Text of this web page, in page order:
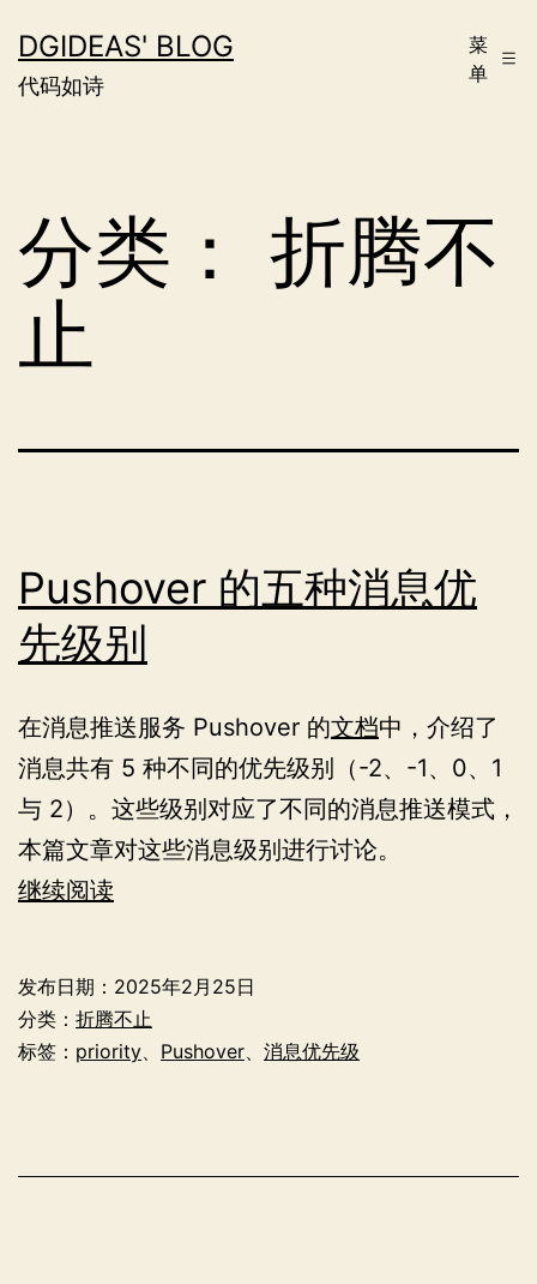
至
内
DGIDEAS' BLOG
代码如诗
菜
单
分类： 折腾不
止
Pushover 的五种消息优
先级别
在消息推送服务 Pushover 的文档中，介绍了
消息共有 5 种不同的优先级别（-2、-1、0、1
与 2）。这些级别对应了不同的消息推送模式，
本篇文章对这些消息级别进行讨论。
继续阅读
种
消
先
发布日期： 2025年2月25日
分类： 折腾不止
标签： priority Pushover 消息优先级